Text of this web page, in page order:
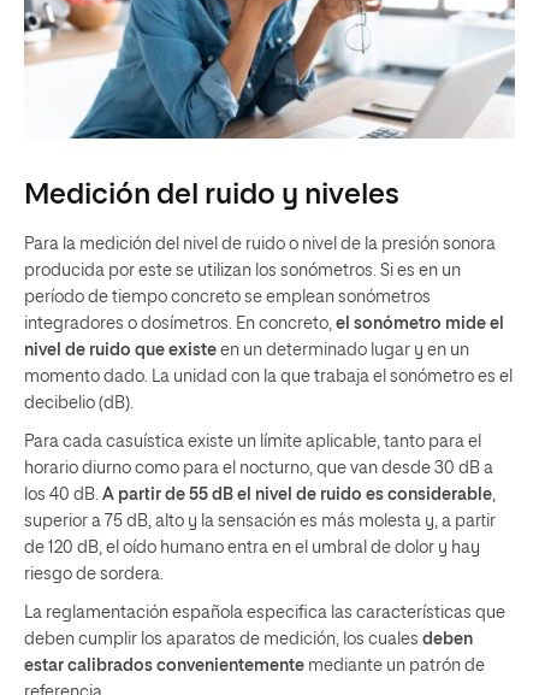
Medición del ruido y niveles
Para la medición del nivel de ruido o nivel de la presión sonora
producida por este se utilizan los sonómetros. Si es en un
período de tiempo concreto se emplean sonómetros
integradores o dosímetros. En concreto, el sonómetro mide el
nivel de ruido que existe en un determinado lugar y en un
momento dado. La unidad con la que trabaja el sonómetro es el
decibelio (dB).
Para cada casuística existe un límite aplicable, tanto para el
horario diurno como para el nocturno, que van desde 30 dB a
los 40 dB. A partir de 55 dB el nivel de ruido es considerable,
superior a 75 dB, alto y la sensación es más molesta y, a partir
de 120 dB, el oído humano entra en el umbral de dolor y hay
riesgo de sordera.
La reglamentación española especifica las características que
deben cumplir los aparatos de medición, los cuales deben
estar calibrados convenientemente mediante un patrón de